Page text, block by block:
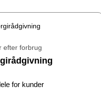
efter forbrug
for kunder